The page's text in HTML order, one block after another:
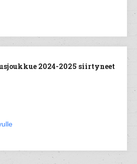
2024-2025 siirtyneet